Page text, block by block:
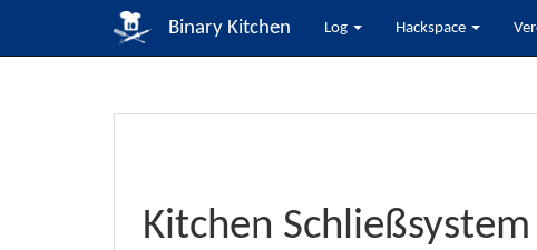
Binary Kitchen Log Hackspace
Kitchen